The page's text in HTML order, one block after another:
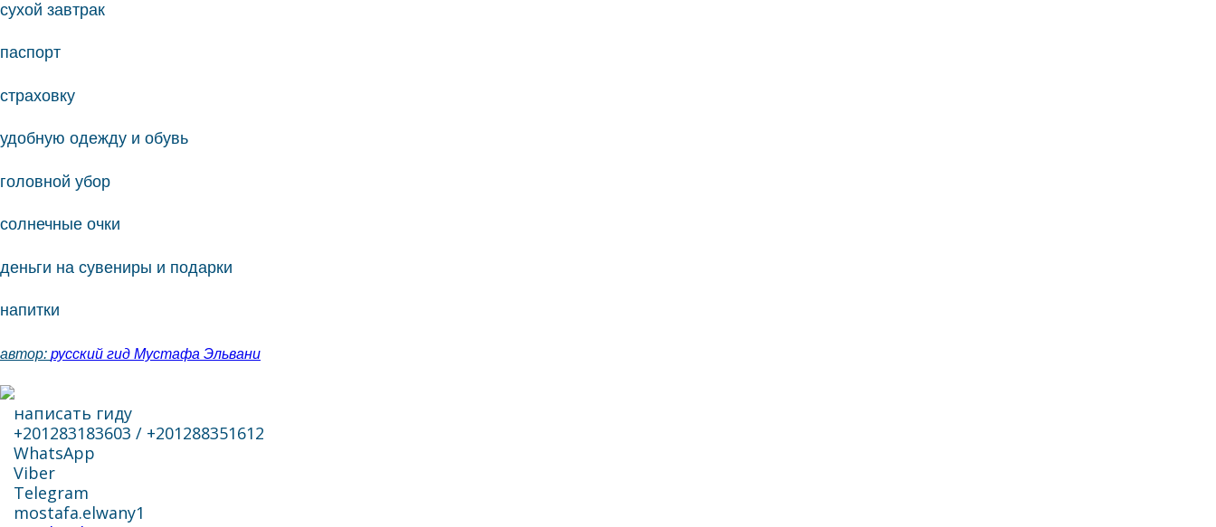
сухой завтрак
паспорт
страховку
удобную одежду и обувь
головной убор
солнечные очки
деньги на сувениры и подарки
напитки
автор: русский гид Мустафа Эльвани
написать гиду
+201283183603 / +201288351612
WhatsApp
Viber
Telegram
mostafa.elwany1